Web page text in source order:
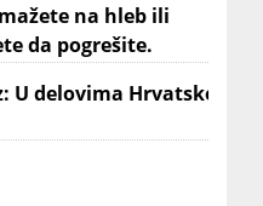
na hleb ili
da pogrešite.
U delovima Hrvatske